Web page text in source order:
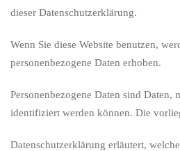
dieser Datenschutzerklärung.
Wenn Sie diese Website benutzen,
personenbezogene Daten erhoben.
Personenbezogene Daten sind Daten,
identifiziert werden können. Die
Datenschutzerklärung erläutert,